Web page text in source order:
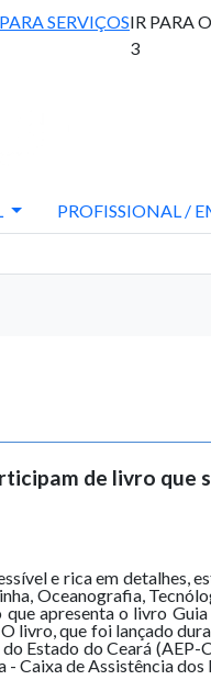
SERVIÇOSIR PARA
3
PROFISSIONAL /
de livro que
e rica em detalhes,
Oceanografia,
que apresenta o livro
livro, que foi lançado
Estado do Ceará
Caixa de Assistência